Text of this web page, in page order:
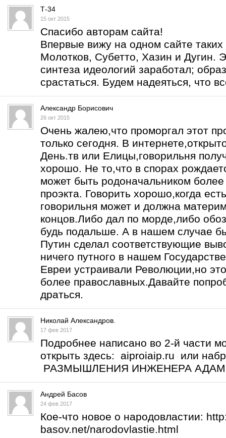
Т-34
15 окт 2015
Спасибо авторам сайта!
Впервые вижу на одном сайте
Молотков, Субетто, Хазин и Дугин.
синтеза идеологий заработал;
срастаться. Будем надеяться, что
Александр Борисович
26 окт 2015
Очень жалею,что проморгал этот
только сегодня. В
День.тв или Елицы,говорильня
хорошо. Не то,что в спорах
может быть родоначальником более
проэкта. Говорить хорошо,когда
говорильня может и должна
концов.Либо дал по морде,либо
будь подальше. А в нашем случае
Путин сделал соответствующие
ничего путного в нашем
Евреи устраивали Революции,но
более православных.Давайте
драться.
Николай Александров.
17 фев 2017
Подробнее написано во 2-й части
открыть здесь: aiproiaip.ru или
РАЗМЫШЛЕНИЯ ИНЖЕНЕРА
Андрей Басов
24 фев 2017
Кое-что новое о народовластии:
basov.net/narodovlastie.html